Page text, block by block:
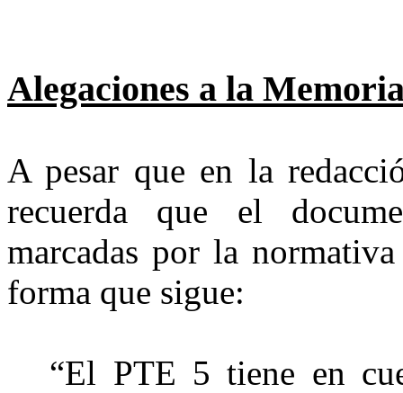
Alegaciones a la
A pesar que en la
recuerda que el
marcadas por la
forma que sigue:
“El PTE 5 tiene en